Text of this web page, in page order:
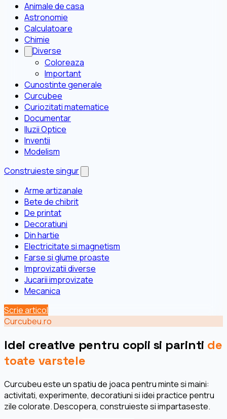
Animale de casa
Astronomie
Calculatoare
Chimie
Diverse
Coloreaza
Important
Cunostinte generale
Curcubee
Curiozitati matematice
Documentar
Iluzii Optice
Inventii
Modelism
Construieste singur
Arme artizanale
Bete de chibrit
De printat
Decoratiuni
Din hartie
Electricitate si magnetism
Farse si glume proaste
Improvizatii diverse
Jucarii improvizate
Mecanica
Scrie articol
Curcubeu.ro
Idei creative pentru copii si parinti de
toate varstele
Curcubeu este un spatiu de joaca pentru minte si maini:
activitati, experimente, decoratiuni si idei practice pentru
zile colorate. Descopera, construieste si impartaseste.